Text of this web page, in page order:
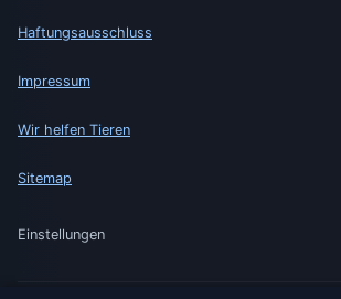
Haftungsausschluss
Impressum
Wir helfen Tieren
Sitemap
Einstellungen